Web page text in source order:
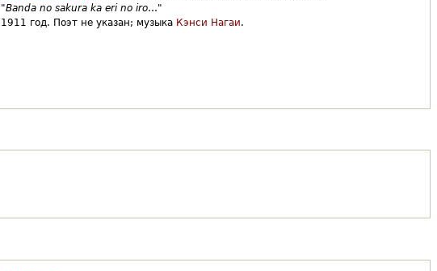
"Banda no sakura ka eri no iro…"
1911 год. Поэт не указан; музыка Кэнси Нагаи.